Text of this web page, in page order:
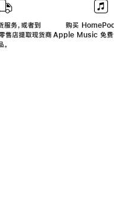
服务，或者到
店提取现货商
。
购买
Apple Music 免费